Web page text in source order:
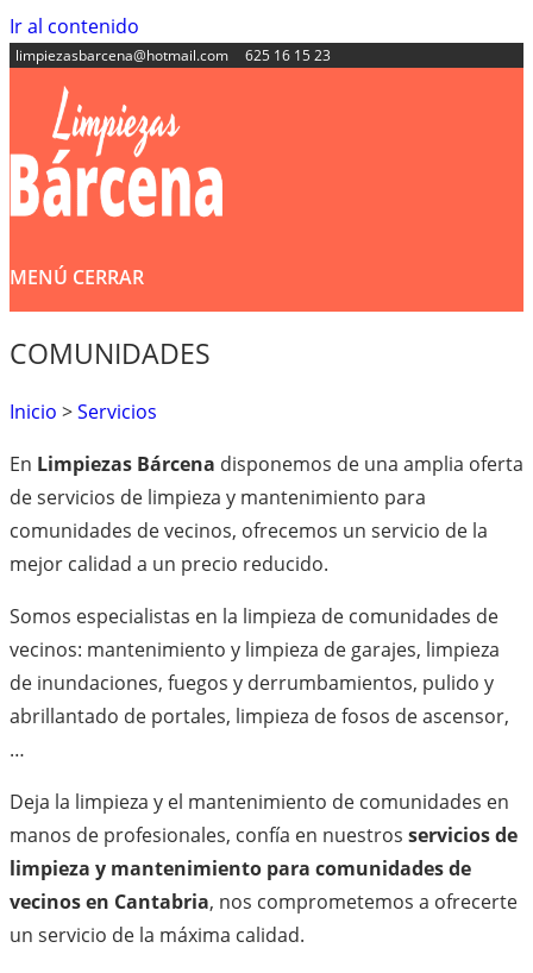
Ir al contenido
limpiezasbarcena@hotmail.com 625 16 15 23
MENÚ CERRAR
COMUNIDADES
Inicio >Servicios
En Limpiezas Bárcena disponemos de una amplia oferta
de servicios de limpieza y mantenimiento para
comunidades de vecinos, ofrecemos un servicio de la
mejor calidad a un precio reducido.
Somos especialistas en la limpieza de comunidades de
vecinos: mantenimiento y limpieza de garajes, limpieza
de inundaciones, fuegos y derrumbamientos, pulido y
abrillantado de portales, limpieza de fosos de ascensor,
…
Deja la limpieza y el mantenimiento de comunidades en
manos de profesionales, confía en nuestros servicios de
limpieza y mantenimiento para comunidades de
vecinos en Cantabria, nos comprometemos a ofrecerte
un servicio de la máxima calidad.